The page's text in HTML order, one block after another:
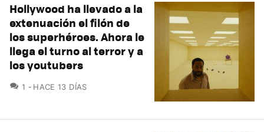
Hollywood ha llevado a la
extenuación el filón de
los superhéroes. Ahora le
llega el turno al terror y a
los youtubers
1 COMENTARIOS
HACE 13 DÍAS